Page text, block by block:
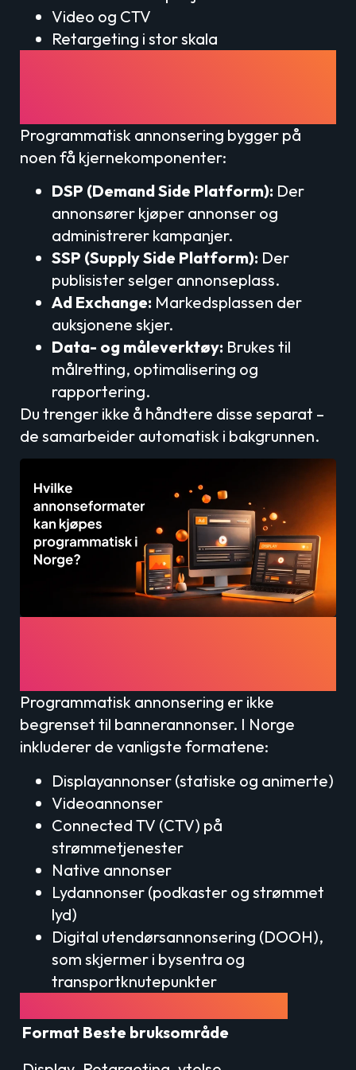
Video og CTV
Retargeting i stor skala
Programmatisk annonsering bygger på
noen få kjernekomponenter:
DSP (Demand Side Platform): Der
annonsører kjøper annonser og
administrerer kampanjer.
SSP (Supply Side Platform): Der
publisister selger annonseplass.
Ad Exchange: Markedsplassen der
auksjonene skjer.
Data- og måleverktøy: Brukes til
målretting, optimalisering og
rapportering.
Du trenger ikke å håndtere disse separat –
de samarbeider automatisk i bakgrunnen.
Programmatisk annonsering er ikke
begrenset til bannerannonser. I Norge
inkluderer de vanligste formatene:
Displayannonser (statiske og animerte)
Videoannonser
Connected TV (CTV) på
strømmetjenester
Native annonser
Lydannonser (podkaster og strømmet
lyd)
Digital utendørsannonsering (DOOH),
som skjermer i bysentra og
transportknutepunkter
Format Beste bruksområde